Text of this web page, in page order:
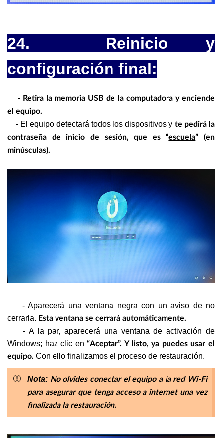
24. Reinicio y
configuración final:
-Retira la memoria USB de la computadora y enciende
el equipo.
- El equipo detectará todos los dispositivos y te pedirá la
contraseña de inicio de sesión, que es“escuela” (en
minúsculas).
- Aparecerá una ventana negra con un aviso de no
cerrarla. Esta ventana se cerrará automáticamente.
- A la par, aparecerá una ventana de activación de
Windows; haz clic en“Aceptar”. Y listo, ya puedes usar el
equipo. Con ello finalizamos el proceso de restauración.
Nota: No olvides conectar el equipo a la red Wi-Fi
para asegurar que tenga acceso a internet una vez
finalizada la restauración.